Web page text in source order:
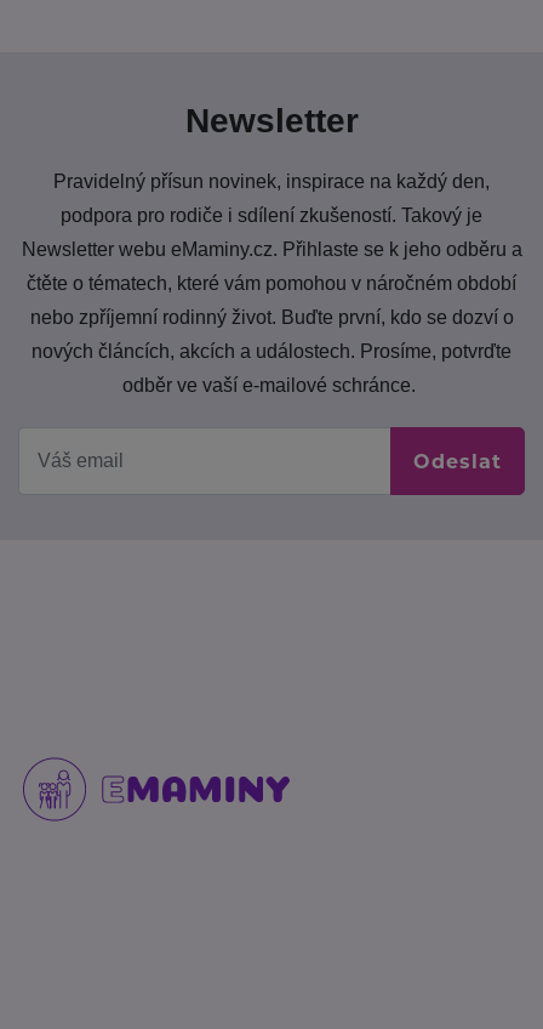
Newsletter
Pravidelný přísun novinek, inspirace na každý den,
podpora pro rodiče i sdílení zkušeností. Takový je
Newsletter webu eMaminy.cz. Přihlaste se k jeho odběru a
čtěte o tématech, které vám pomohou v náročném období
nebo zpříjemní rodinný život. Buďte první, kdo se dozví o
nových článcích, akcích a událostech. Prosíme, potvrďte
odběr ve vaší e-mailové schránce.
Odeslat